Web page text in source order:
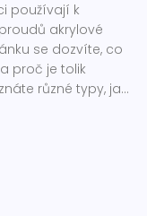
používají k
akrylové
se dozvíte, co
proč je tolik
různé typy, jak
malířství.